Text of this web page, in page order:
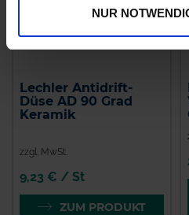
NUR
Lechler Antidrift-
Düse AD 90 Grad
Keramik
zzgl. MwSt.
9,23 € / St
ZUM PRODUKT